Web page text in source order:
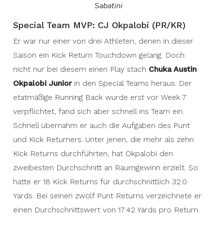
Sabatini
Special Team MVP: CJ Okpalobi (PR/KR)
Er war nur einer von drei Athleten, denen in dieser
Saison ein Kick Return Touchdown gelang. Doch
nicht nur bei diesem einen Play stach Chuka Austin
Okpalobi Junior in den Special Teams heraus. Der
etatmäßige Running Back wurde erst vor Week 7
verpflichtet, fand sich aber schnell ins Team ein.
Schnell übernahm er auch die Aufgaben des Punt
und Kick Returners. Unter jenen, die mehr als zehn
Kick Returns durchführten, hat Okpalobi den
zweibesten Durchschnitt an Raumgewinn erzielt. So
hatte er 18 Kick Returns für durchschnittlich 32.0
Yards. Bei seinen zwölf Punt Returns verzeichnete er
einen Durchschnittswert von 17.42 Yards pro Return.